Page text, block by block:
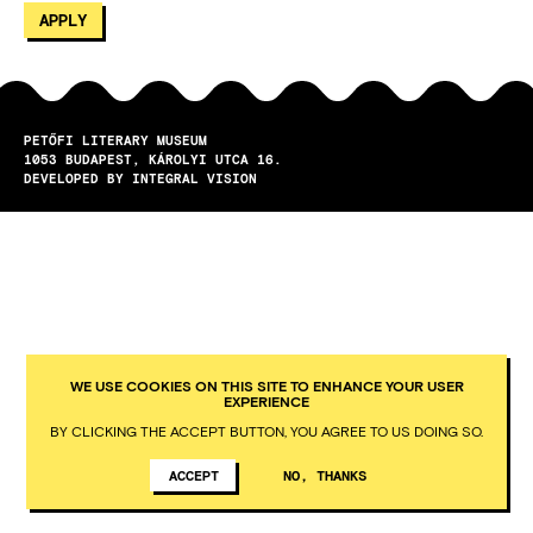
PETŐFI LITERARY MUSEUM
1053
BUDAPEST
KÁROLYI UTCA 16.
DEVELOPED BY INTEGRAL VISION
WE USE COOKIES ON THIS SITE TO ENHANCE YOUR USER
EXPERIENCE
BY CLICKING THE ACCEPT BUTTON, YOU AGREE TO US DOING SO.
ACCEPT NO, THANKS